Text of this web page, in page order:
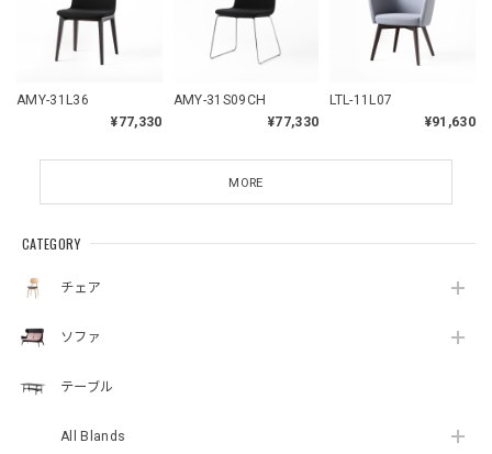
CATEGORY
チェア
ソファ
テーブル
All Blands
AMY-31L36
¥77,330
AMY-31S09CH
¥77,330
LTL-11L07
¥91,630
MORE